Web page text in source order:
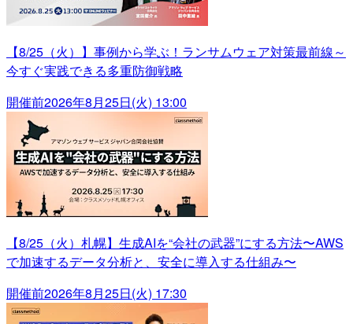
【8/25（火）】事例から学ぶ！ランサムウェア対策最前線～
今すぐ実践できる多重防御戦略
開催前2026年8月25日(火) 13:00
【8/25（火）札幌】生成AIを“会社の武器”にする方法〜AWS
で加速するデータ分析と、安全に導入する仕組み〜
開催前2026年8月25日(火) 17:30